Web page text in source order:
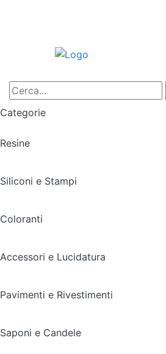
Categorie
Resine
Siliconi e Stampi
Coloranti
Accessori e Lucidatura
Pavimenti e Rivestimenti
Saponi e Candele